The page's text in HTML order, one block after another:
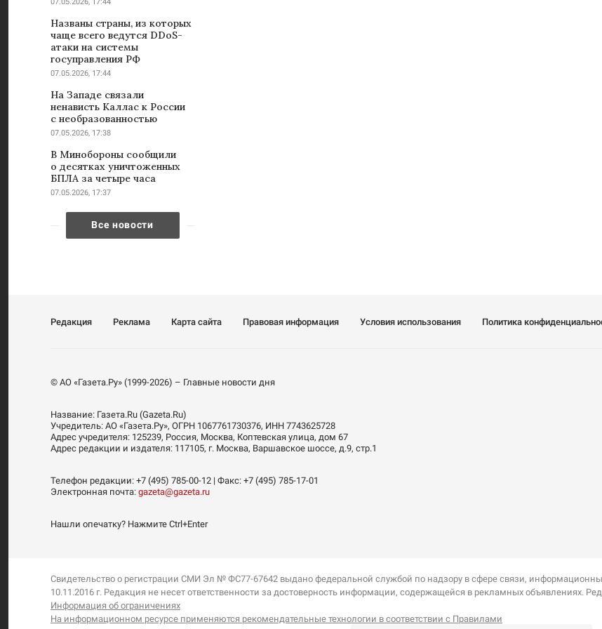
07.05.2026, 17:44
Названы страны, из которых
чаще всего ведутся DDoS-
атаки на системы
госуправления РФ
07.05.2026, 17:44
На Западе связали
ненависть Каллас к России
с необразованностью
07.05.2026, 17:38
В Минобороны сообщили
о десятках уничтоженных
БПЛА за четыре часа
07.05.2026, 17:37
Все новости
Редакция Реклама Карта сайта Правовая информация Условия использования Политика
© АО «Газета.Ру» (1999-2026) – Главные новости дня
Название: Газета.Ru (Gazeta.Ru)
Учредитель: АО «Газета.Ру», ОГРН 1067761730376, ИНН 7743625728
Адрес учредителя: 125239, Россия, Москва, Коптевская улица, дом 67
Адрес редакции и издателя: 117105, г. Москва, Варшавское шоссе, д.9, стр.1
Телефон редакции: +7 (495) 785-00-12 | Факс: +7 (495) 785-17-01
Электронная почта: gazeta@gazeta.ru
Нашли опечатку? Нажмите Ctrl+Enter
Свидетельство о регистрации СМИ Эл № ФС77-67642 выдано федеральной службой по надзору в сфере связи,
10.11.2016 г. Редакция не несет ответственности за достоверность информации, содержащейся в рекламных объявлениях.
Информация об ограничениях
На информационном ресурсе применяются рекомендательные технологии в соответствии с Правилами